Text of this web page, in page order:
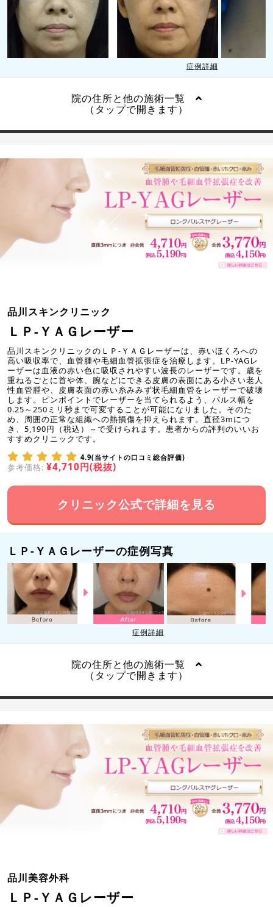
症例詳細
院の住所と他の施術一覧
（タップで開きます）
品川スキンクリニック
ＬＰ-ＹＡＧレーザー
品川スキンクリニックのＬＰ-ＹＡＧレーザーは、赤いほくろへの
高い吸収率で、血管腫や毛細血管拡張症を治療します。LP-YAGレ
ーザーは血液の赤い色に吸収されやすい波長のレーザーです。歳を
重ねるごとに首や体、腕などにできる皮膚の表面にある小さい老人
性血管腫や、皮膚表面の赤い糸みみず状毛細血管をレーザーで破壊
します。ピンポイントでレーザーを当てられるよう、パルス幅を
0.25～250ミリ秒まで可変することが可能になりました。そのた
め、周囲の正常な組織への熱損傷を抑えられます。直径3mにつ
き、5,190円（税込）～で受けられます。患者からの評判のいいお
すすめクリニックです。
4.9(当サイトの口コミ総合評価)
参考価格: ¥4,710円(税抜)
クリニック公式で詳細を見る
ＬＰ-ＹＡＧレーザーの症例写真
症例詳細
院の住所と他の施術一覧
（タップで開きます）
品川美容外科
ＬＰ-ＹＡＧレーザー